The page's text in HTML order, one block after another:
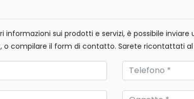
informazioni sui prodotti e servizi, è possibile inviare
, o compilare il form di contatto. Sarete ricontattati